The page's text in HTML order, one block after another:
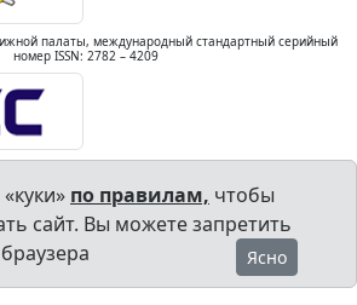
палаты, международный стандартный серийный
номер ISSN: 2782 – 4209
по правилам, чтобы
сайт. Вы можете запретить
Ясно